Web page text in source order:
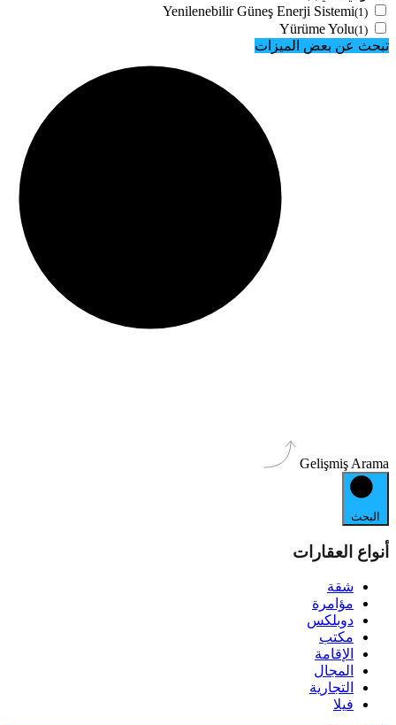
Yenilenebilir Güneş Enerji Sistemi(1)
Yürüme Yolu(1)
تبحث عن بعض الميزات
Gelişmiş Arama
البحث
أنواع العقارات
شقة
مؤامرة
دوبلكس
مكتب
الإقامة
المجال
التجارية
فيلا